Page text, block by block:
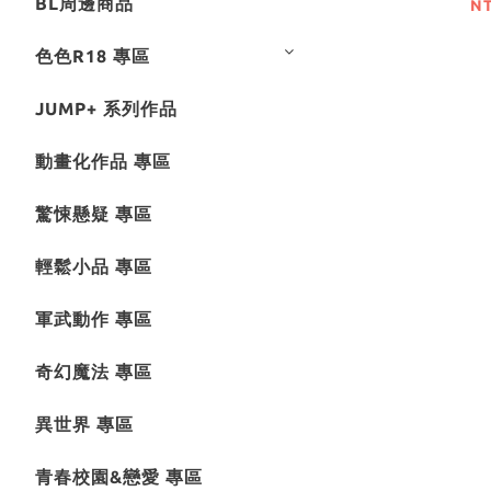
色色R18 專區
JUMP+ 系列作品
動畫化作品 專區
驚悚懸疑 專區
輕鬆小品 專區
軍武動作 專區
奇幻魔法 專區
異世界 專區
青春校園&戀愛 專區